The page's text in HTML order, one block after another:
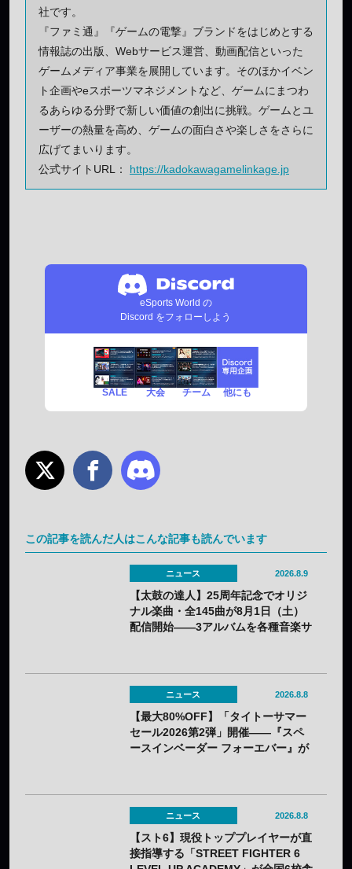
社です。
『ファミ通』『ゲームの電撃』ブランドをはじめとする
情報誌の出版、Webサービス運営、動画配信といった
ゲームメディア事業を展開しています。そのほかイベン
ト企画やeスポーツマネジメントなど、ゲームにまつわ
るあらゆる分野で新しい価値の創出に挑戦。ゲームとユ
ーザーの熱量を高め、ゲームの面白さや楽しさをさらに
広げてまいります。
公式サイトURL： https://kadokawagamelinkage.jp
eSports World の
Discord をフォローしよう
SALE 大会 チーム 他にも
この記事を読んだ人はこんな記事も読んでいます
ニュース 2026.8.9
【太鼓の達人】25周年記念でオリジ
ナル楽曲・全145曲が8月1日（土）
配信開始——3アルバムを各種音楽サ
ニュース 2026.8.8
【最大80%OFF】「タイトーサマー
セール2026第2弾」開催——『スペ
ースインベーダー フォーエバー』が
ニュース 2026.8.8
【スト6】現役トッププレイヤーが直
接指導する「STREET FIGHTER 6